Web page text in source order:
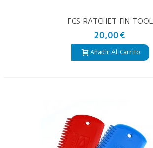
FCS RATCHET FIN TOOL
20,00 €
Añadir Al Carrito